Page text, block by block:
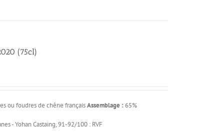
(75cl)
ou foudres de chêne françaisAssemblage : 65%
- Yohan Castaing, 91-92/100 : RVF